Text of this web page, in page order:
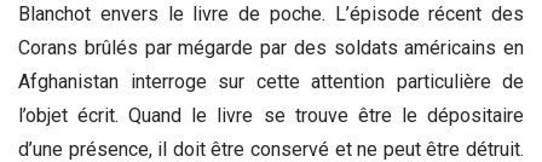
Blanchot envers le livre de poche. L’épisode récent des
Corans brûlés par mégarde par des soldats américains en
Afghanistan interroge sur cette attention particulière de
l’objet écrit. Quand le livre se trouve être le dépositaire
d’une présence, il doit être conservé et ne peut être détruit.